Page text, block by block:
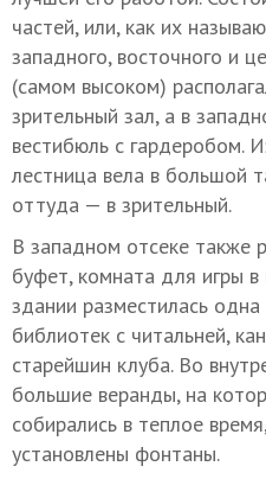
частей, или, как их
западного, восточного и
(самом высоком)
зрительный зал, а в
вестибюль с гардеробом.
лестница вела в большой
оттуда — в зрительный.
В западном отсеке также
буфет, комната для игры
здании разместилась
библиотек с читальней,
старейшин клуба. Во
большие веранды, на
собирались в теплое
установлены фонтаны.